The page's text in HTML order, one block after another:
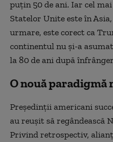
puţin 50 de ani. Iar cel
Statelor Unite este în
urmare, este corect ca
continentul nu şi-a
la 80 de ani după
O nouă paradigmă
Preşedinţii americani
au reuşit să regândească
Privind retrospectiv,